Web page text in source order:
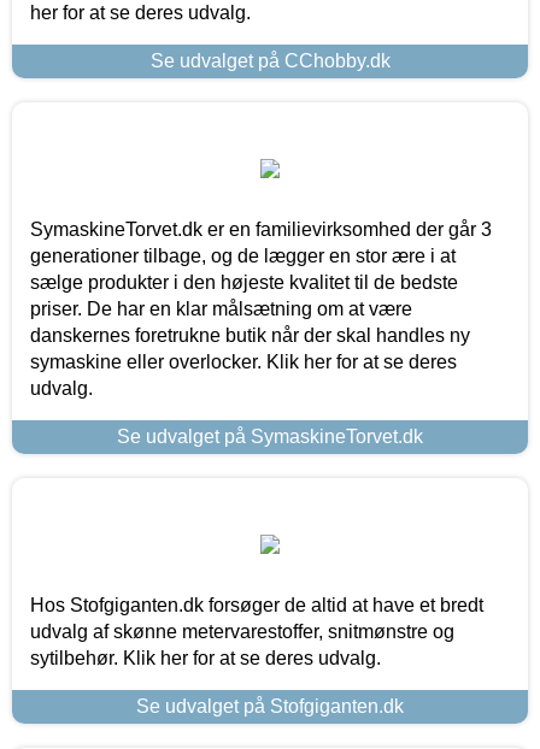
her for at se deres udvalg.
Se udvalget på CChobby.dk
SymaskineTorvet.dk er en familievirksomhed der går 3
generationer tilbage, og de lægger en stor ære i at
sælge produkter i den højeste kvalitet til de bedste
priser. De har en klar målsætning om at være
danskernes foretrukne butik når der skal handles ny
symaskine eller overlocker. Klik her for at se deres
udvalg.
Se udvalget på SymaskineTorvet.dk
Hos Stofgiganten.dk forsøger de altid at have et bredt
udvalg af skønne metervarestoffer, snitmønstre og
sytilbehør. Klik her for at se deres udvalg.
Se udvalget på Stofgiganten.dk